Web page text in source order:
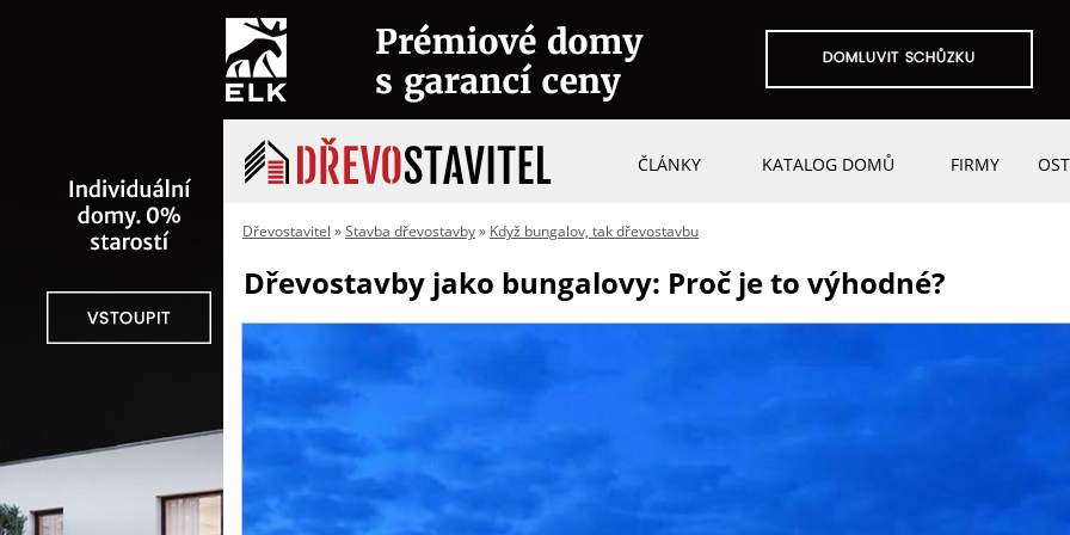
ČLÁNKY KATALOG DOMŮ FIRMY
Dřevostavitel »Stavba dřevostavby» Když bungalov, tak dřevostavbu
Dřevostavby jako bungalovy: Proč je to výhodné?